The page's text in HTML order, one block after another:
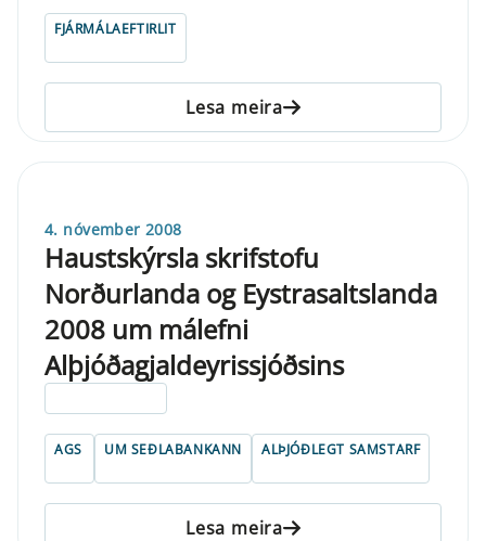
FJÁRMÁLAEFTIRLIT
Lesa meira
4. nóvember 2008
Haustskýrsla skrifstofu
Norðurlanda og Eystrasaltslanda
2008 um málefni
Alþjóðagjaldeyrissjóðsins
AGS UM SEÐLABANKANN ALÞJÓÐLEGT SAMSTARF
Lesa meira